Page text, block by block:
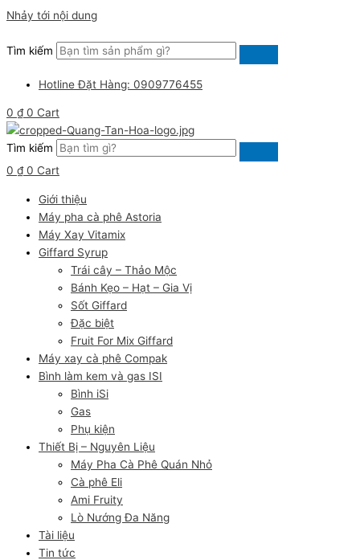
Nhảy tới nội dung
Tìm kiếm
Hotline Đặt Hàng: 0909776455
0 ₫ 0 Cart
Tìm kiếm
0 ₫ 0 Cart
Giới thiệu
Máy pha cà phê Astoria
Máy Xay Vitamix
Giffard Syrup
Trái cây – Thảo Mộc
Bánh Kẹo – Hạt – Gia Vị
Sốt Giffard
Đặc biệt
Fruit For Mix Giffard
Máy xay cà phê Compak
Bình làm kem và gas ISI
Bình iSi
Gas
Phụ kiện
Thiết Bị – Nguyên Liệu
Máy Pha Cà Phê Quán Nhỏ
Cà phê Eli
Ami Fruity
Lò Nướng Đa Năng
Tài liệu
Tin tức